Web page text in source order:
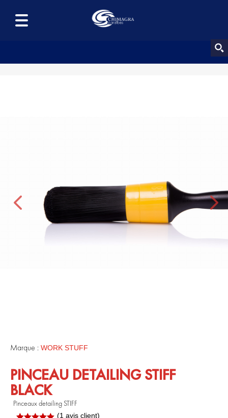
Marque : WORK STUFF
PINCEAU DETAILING STIFF
BLACK
Pinceaux detailing STIFF
(1 avis client)